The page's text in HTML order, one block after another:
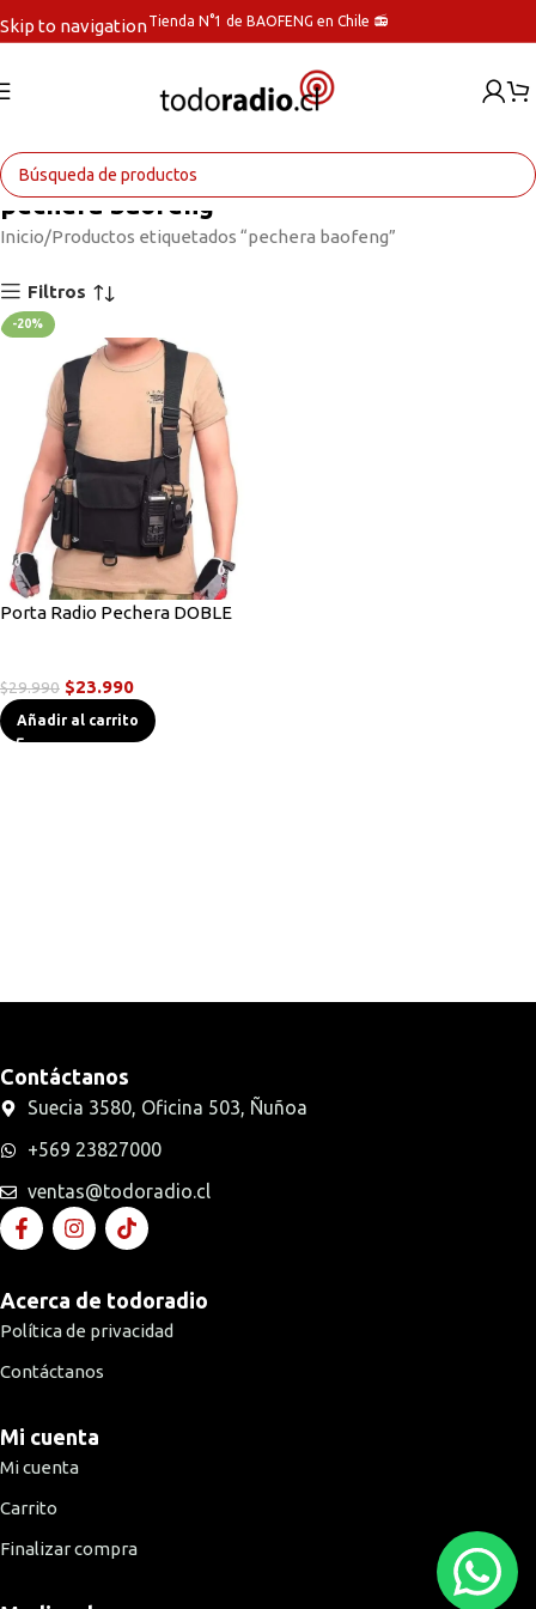
Skip to navigationTienda N°1 de BAOFENG en Chile 📻
pechera baofeng
Inicio Productos etiquetados “pechera baofeng”
Filtros
-20%
Porta Radio Pechera DOBLE
$29.990 $23.990
Añadir al carrito
Contáctanos
Suecia 3580, Oficina 503, Ñuñoa
+569 23827000
ventas@todoradio.cl
Acerca de todoradio
Política de privacidad
Contáctanos
Mi cuenta
Mi cuenta
Carrito
Finalizar compra